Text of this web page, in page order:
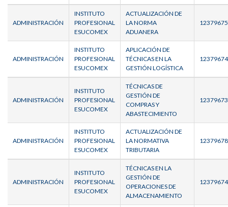
ADMINISTRACIÓN
INSTITUTO
PROFESIONAL
ESUCOMEX
ACTUALIZACIÓN DE
LA NORMA
ADUANERA
ADMINISTRACIÓN
INSTITUTO
PROFESIONAL
ESUCOMEX
APLICACIÓN DE
TÉCNICAS EN LA
GESTIÓN LOGÍSTICA
ADMINISTRACIÓN
INSTITUTO
PROFESIONAL
ESUCOMEX
TÉCNICAS DE
GESTIÓN DE
COMPRAS Y
ABASTECIMIENTO
ADMINISTRACIÓN
INSTITUTO
PROFESIONAL
ESUCOMEX
ACTUALIZACIÓN DE
LA NORMATIVA
TRIBUTARIA
ADMINISTRACIÓN
INSTITUTO
PROFESIONAL
ESUCOMEX
TÉCNICAS EN LA
GESTIÓN DE
OPERACIONES DE
ALMACENAMIENTO